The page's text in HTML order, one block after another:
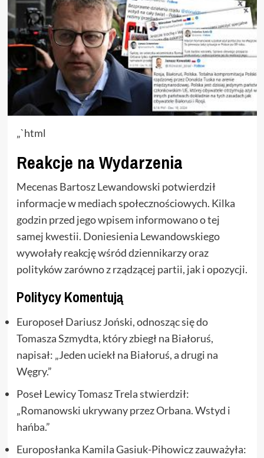
„`html
Reakcje na Wydarzenia
Mecenas Bartosz Lewandowski potwierdził
informacje w mediach społecznościowych. Kilka
godzin przed jego wpisem informowano o tej
samej kwestii. Doniesienia Lewandowskiego
wywołały reakcję wśród dziennikarzy oraz
polityków zarówno z rządzącej partii, jak i opozycji.
Politycy Komentują
Europoseł Dariusz Joński, odnosząc się do
Tomasza Szmydta, który zbiegł na Białoruś,
napisał: „Jeden uciekł na Białoruś, a drugi na
Węgry.”
Poseł Lewicy Tomasz Trela stwierdził:
„Romanowski ukrywany przez Orbana. Wstyd i
hańba.”
Europosłanka Kamila Gasiuk-Pihowicz zauważyła: